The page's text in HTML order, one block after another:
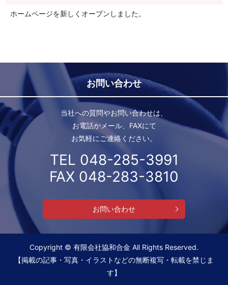
ホームページを新しくオープンしました。
お問い合わせ
当社への質問やお問い合わせは、
お電話かメール、FAXにて
お気軽にご連絡ください。
TEL 048-285-3991
FAX 048-283-3810
お問い合わせ
Copyright © 有限会社協和合金 All Rights Reserved.
【掲載の記事・写真・イラストなどの無断複写・転載を禁じま
す】